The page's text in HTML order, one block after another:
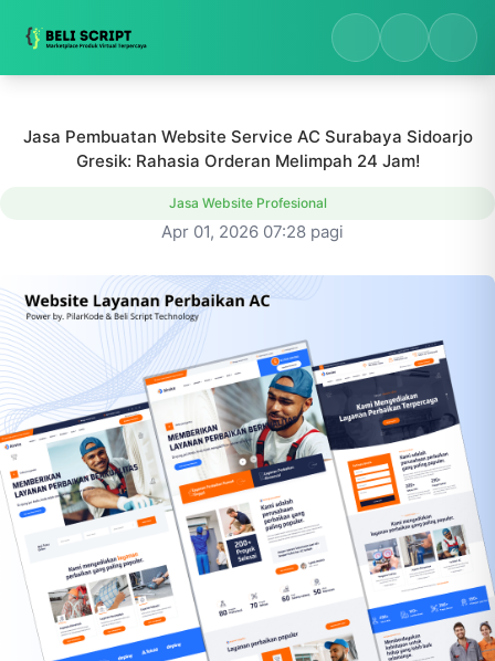
Jasa Pembuatan Website Service AC Surabaya Sidoarjo
Gresik: Rahasia Orderan Melimpah 24 Jam!
Jasa Website Profesional
Apr 01, 2026 07:28 pagi